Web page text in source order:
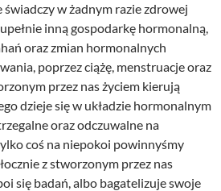
świadczy w żadnym razie zdrowej
inną gospodarkę hormonalną,
oraz zmian hormonalnych
poprzez ciążę, menstruacje oraz
przez nas życiem kierują
dzieje się w układzie hormonalnym
oraz odczuwalne na
coś na niepokoi powinnyśmy
z stworzonym przez nas
się badań, albo bagatelizuje swoje